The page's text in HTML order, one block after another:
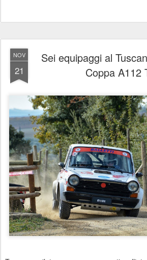
NOV
21
Sei equipaggi al
Coppa A112